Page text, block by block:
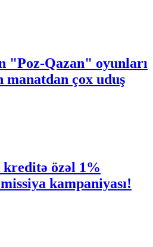
"Poz-Qazan" oyunları
çox uduş
özəl 1%
kampaniyası!